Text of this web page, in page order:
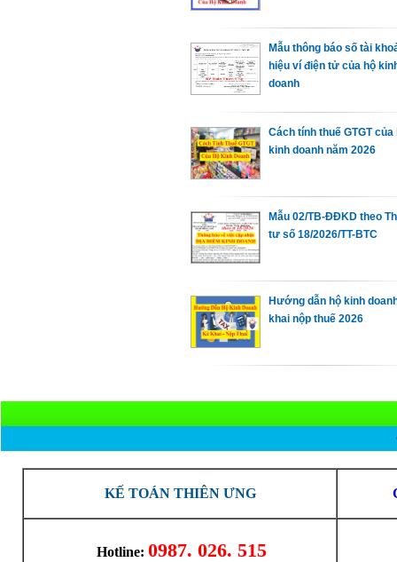
Mẫu thông báo số tài
hiệu ví điện tử của hộ
doanh
Cách tính thuế GTGT của
kinh doanh năm 2026
Mẫu 02/TB-ĐĐKD theo
tư số 18/2026/TT-BTC
Hướng dẫn hộ kinh
khai nộp thuế 2026
KẾ TOÁN THIÊN ƯNG
Hotline: 0987. 026. 515